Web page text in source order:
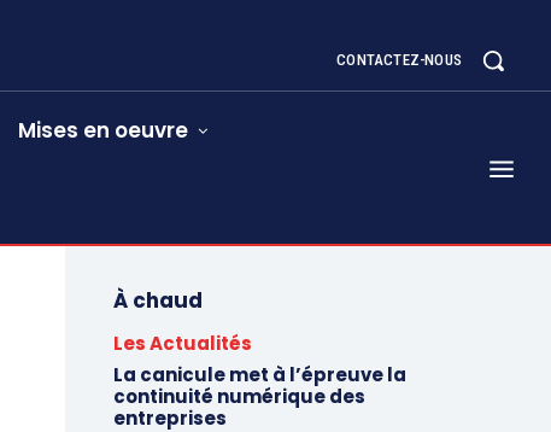
CONTACTEZ-NOUS
Mises en oeuvre
À chaud
Les Actualités
La canicule met à l’épreuve la
continuité numérique des
entreprises